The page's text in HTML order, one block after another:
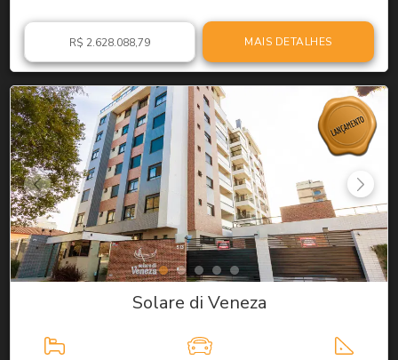
R$ 2.628.088,79 MAIS DETALHES
Solare di Veneza